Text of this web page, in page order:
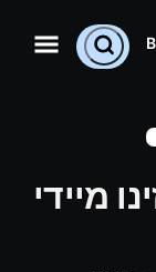
מיידי